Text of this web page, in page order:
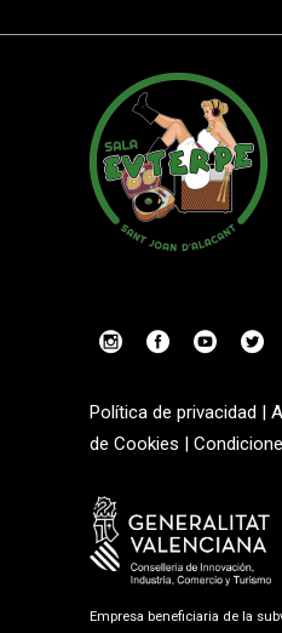
Política de privacidad
de Cookies
Empresa beneficiaria de la